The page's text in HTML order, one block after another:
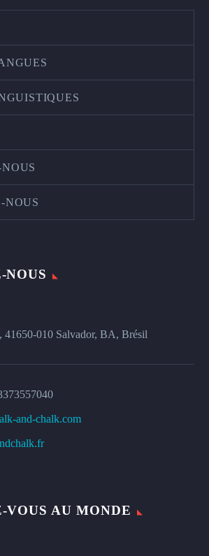
NOUS
NOUS
41650-010 Salvador, BA, Brésil
and-chalk.com
VOUS AU MONDE